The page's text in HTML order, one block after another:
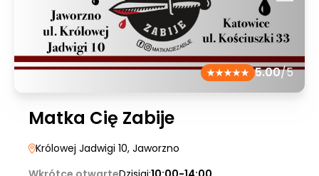
5.00/5
Matka Cię Zabije
Królowej Jadwigi 10, Jaworzno